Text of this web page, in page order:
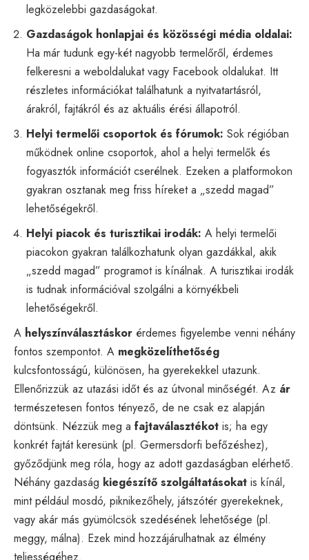
legközelebbi gazdaságokat.
Gazdaságok honlapjai és közösségi média oldalai:
Ha már tudunk egy-két nagyobb termelőről, érdemes
felkeresni a weboldalukat vagy Facebook oldalukat. Itt
részletes információkat találhatunk a nyitvatartásról,
árakról, fajtákról és az aktuális érési állapotról.
Helyi termelői csoportok és fórumok: Sok régióban
működnek online csoportok, ahol a helyi termelők és
fogyasztók információt cserélnek. Ezeken a platformokon
gyakran osztanak meg friss híreket a „szedd magad”
lehetőségekről.
Helyi piacok és turisztikai irodák: A helyi termelői
piacokon gyakran találkozhatunk olyan gazdákkal, akik
„szedd magad” programot is kínálnak. A turisztikai irodák
is tudnak információval szolgálni a környékbeli
lehetőségekről.
A helyszínválasztáskor érdemes figyelembe venni néhány
fontos szempontot. A megközelíthetőség
kulcsfontosságú, különösen, ha gyerekekkel utazunk.
Ellenőrizzük az utazási időt és az útvonal minőségét. Az ár
természetesen fontos tényező, de ne csak ez alapján
döntsünk. Nézzük meg a fajtaválasztékot is; ha egy
konkrét fajtát keresünk (pl. Germersdorfi befőzéshez),
győződjünk meg róla, hogy az adott gazdaságban elérhető.
Néhány gazdaság kiegészítő szolgáltatásokat is kínál,
mint például mosdó, piknikezőhely, játszótér gyerekeknek,
vagy akár más gyümölcsök szedésének lehetősége (pl.
meggy, málna). Ezek mind hozzájárulhatnak az élmény
teljességéhez.